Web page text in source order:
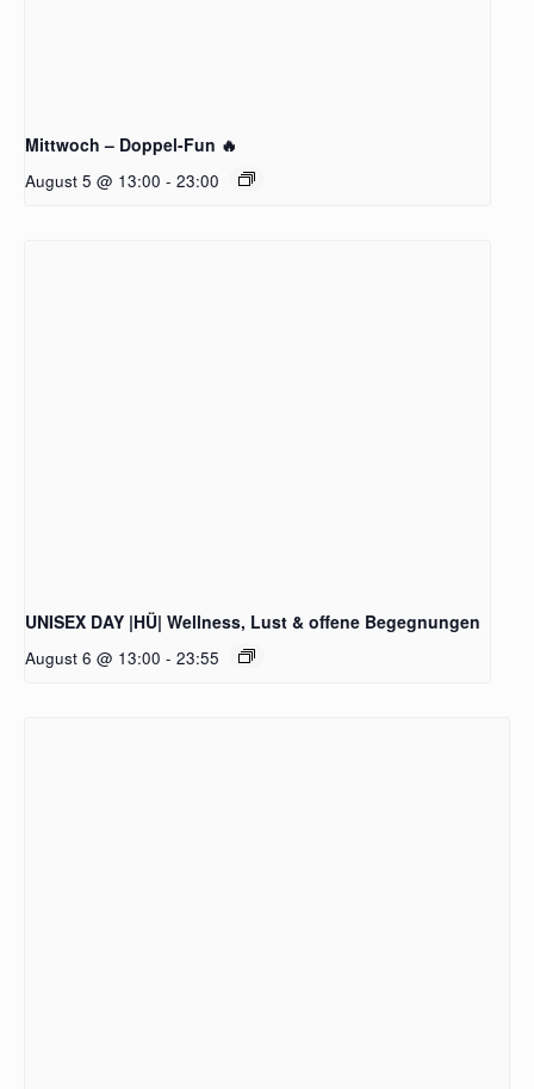
Mittwoch – Doppel-Fun 🔥
August 5 @ 13:00 - 23:00
UNISEX DAY |HÜ| Wellness, Lust & offene Begegnungen
August 6 @ 13:00 - 23:55